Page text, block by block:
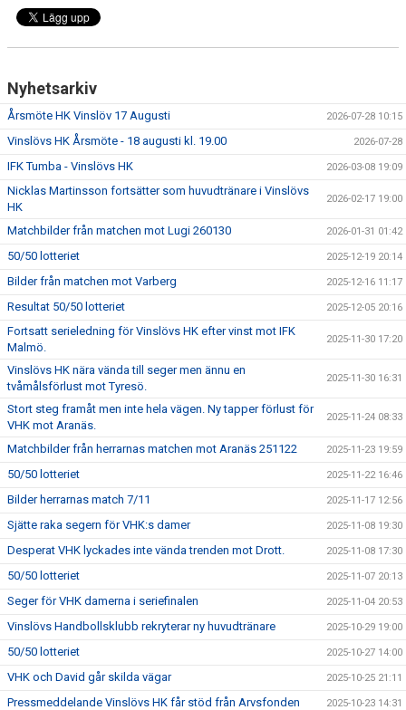
Nyhetsarkiv
Årsmöte HK Vinslöv 17 Augusti 2026-07-28 10:15
Vinslövs HK Årsmöte - 18 augusti kl. 19.00 2026-07-28
IFK Tumba - Vinslövs HK 2026-03-08 19:09
Nicklas Martinsson fortsätter som huvudtränare i Vinslövs
HK
2026-02-17 19:00
Matchbilder från matchen mot Lugi 260130 2026-01-31 01:42
50/50 lotteriet 2025-12-19 20:14
Bilder från matchen mot Varberg 2025-12-16 11:17
Resultat 50/50 lotteriet 2025-12-05 20:16
Fortsatt serieledning för Vinslövs HK efter vinst mot IFK
Malmö.
2025-11-30 17:20
Vinslövs HK nära vända till seger men ännu en
tvåmålsförlust mot Tyresö.
2025-11-30 16:31
Stort steg framåt men inte hela vägen. Ny tapper förlust för
VHK mot Aranäs.
2025-11-24 08:33
Matchbilder från herrarnas matchen mot Aranäs 251122 2025-11-23 19:59
50/50 lotteriet 2025-11-22 16:46
Bilder herrarnas match 7/11 2025-11-17 12:56
Sjätte raka segern för VHK:s damer 2025-11-08 19:30
Desperat VHK lyckades inte vända trenden mot Drott. 2025-11-08 17:30
50/50 lotteriet 2025-11-07 20:13
Seger för VHK damerna i seriefinalen 2025-11-04 20:53
Vinslövs Handbollsklubb rekryterar ny huvudtränare 2025-10-29 19:00
50/50 lotteriet 2025-10-27 14:00
VHK och David går skilda vägar 2025-10-25 21:11
Pressmeddelande Vinslövs HK får stöd från Arvsfonden 2025-10-23 14:31